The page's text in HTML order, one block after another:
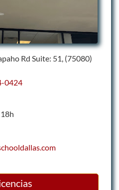
Rd Suite: 51, (75080)
0424